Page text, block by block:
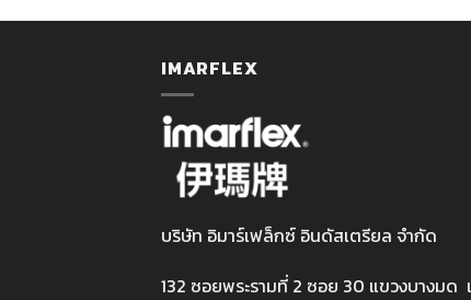
IMARFLEX
บริษัท อิมาร์เฟล็กซ์ อินดัสเตรียล จำกัด
132 ซอยพระรามที่ 2 ซอย 30 แขวงบางมด